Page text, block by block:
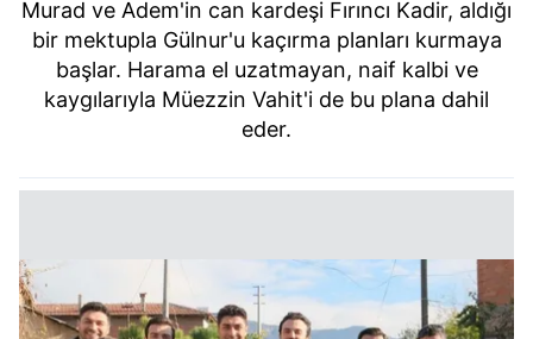
Murad ve Adem'in can kardeşi Fırıncı Kadir, aldığı
bir mektupla Gülnur'u kaçırma planları kurmaya
başlar. Harama el uzatmayan, naif kalbi ve
kaygılarıyla Müezzin Vahit'i de bu plana dahil
eder.